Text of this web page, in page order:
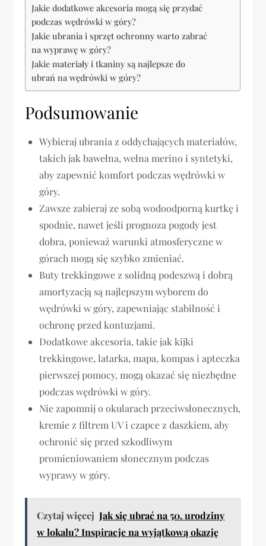
Jakie dodatkowe akcesoria mogą się przydać
podczas wędrówki w góry?
Jakie ubrania i sprzęt ochronny warto zabrać
na wyprawę w góry?
Jakie materiały i tkaniny są najlepsze do
ubrań na wędrówki w góry?
Podsumowanie
Wybieraj ubrania z oddychających materiałów,
takich jak bawełna, wełna merino i syntetyki,
aby zapewnić komfort podczas wędrówki w
góry.
Zawsze zabieraj ze sobą wodoodporną kurtkę i
spodnie, nawet jeśli prognoza pogody jest
dobra, ponieważ warunki atmosferyczne w
górach mogą się szybko zmieniać.
Buty trekkingowe z solidną podeszwą i dobrą
amortyzacją są najlepszym wyborem do
wędrówki w góry, zapewniając stabilność i
ochronę przed kontuzjami.
Dodatkowe akcesoria, takie jak kijki
trekkingowe, latarka, mapa, kompas i apteczka
pierwszej pomocy, mogą okazać się niezbędne
podczas wędrówki w góry.
Nie zapomnij o okularach przeciwsłonecznych,
kremie z filtrem UV i czapce z daszkiem, aby
ochronić się przed szkodliwym
promieniowaniem słonecznym podczas
wyprawy w góry.
Czytaj więcej Jak się ubrać na 50. urodziny
w lokalu? Inspiracje na wyjątkową okazję